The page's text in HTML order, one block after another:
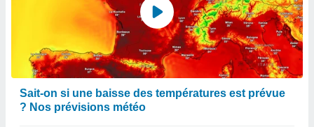
Sait-on si une baisse des températures est prévue
? Nos prévisions météo